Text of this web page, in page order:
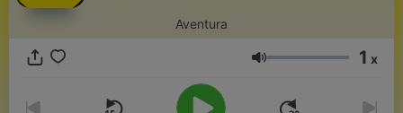
Aventura
Głośność 1 x